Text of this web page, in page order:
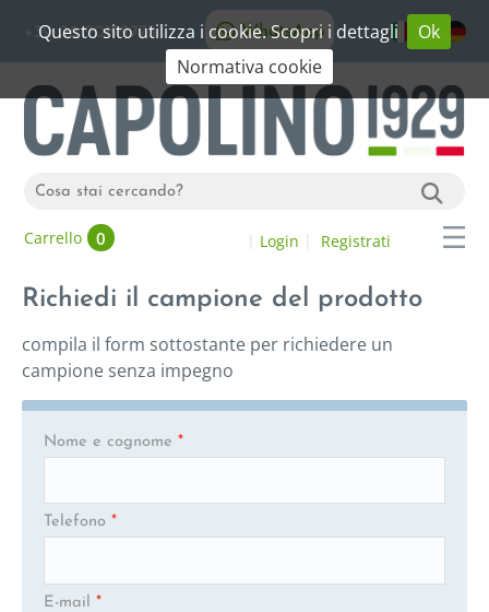
Questo sito utilizza i cookie. Scopri i dettagli
Ok
Normativa cookie
+39 06 20192773 WhatsApp
Carrello 0 Login Registrati
Richiedi il campione del prodotto
compila il form sottostante per richiedere un
campione senza impegno
Nome e cognome *
Telefono *
E-mail *